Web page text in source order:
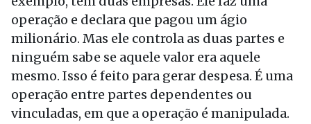
operação e declara que pagou um ágio
milionário. Mas ele controla as duas partes e
ninguém sabe se aquele valor era aquele
mesmo. Isso é feito para gerar despesa. É uma
operação entre partes dependentes ou
vinculadas, em que a operação é manipulada.